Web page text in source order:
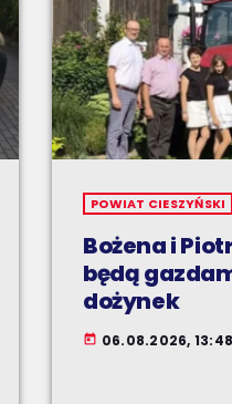
POWIAT CIESZYŃSKI
Bożena i
będą
dożynek
today 06.08.2026, 13:48